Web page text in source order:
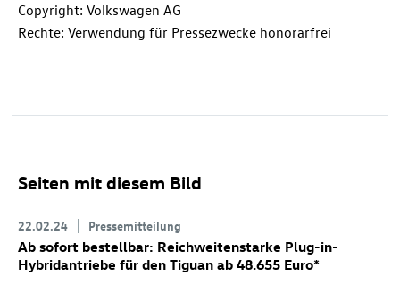
Copyright: Volkswagen AG
Rechte: Verwendung für Pressezwecke honorarfrei
Seiten mit diesem Bild
22.02.24 Pressemitteilung
Ab sofort bestellbar: Reichweitenstarke Plug-in-
Hybridantriebe für den Tiguan ab 48.655 Euro*